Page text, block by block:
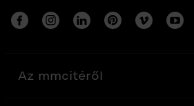
Az mmcitéről